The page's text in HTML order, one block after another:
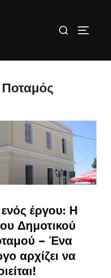
Search
Ποταμός
έργου: Η
Δημοτικού
– Ένα
αρχίζει να